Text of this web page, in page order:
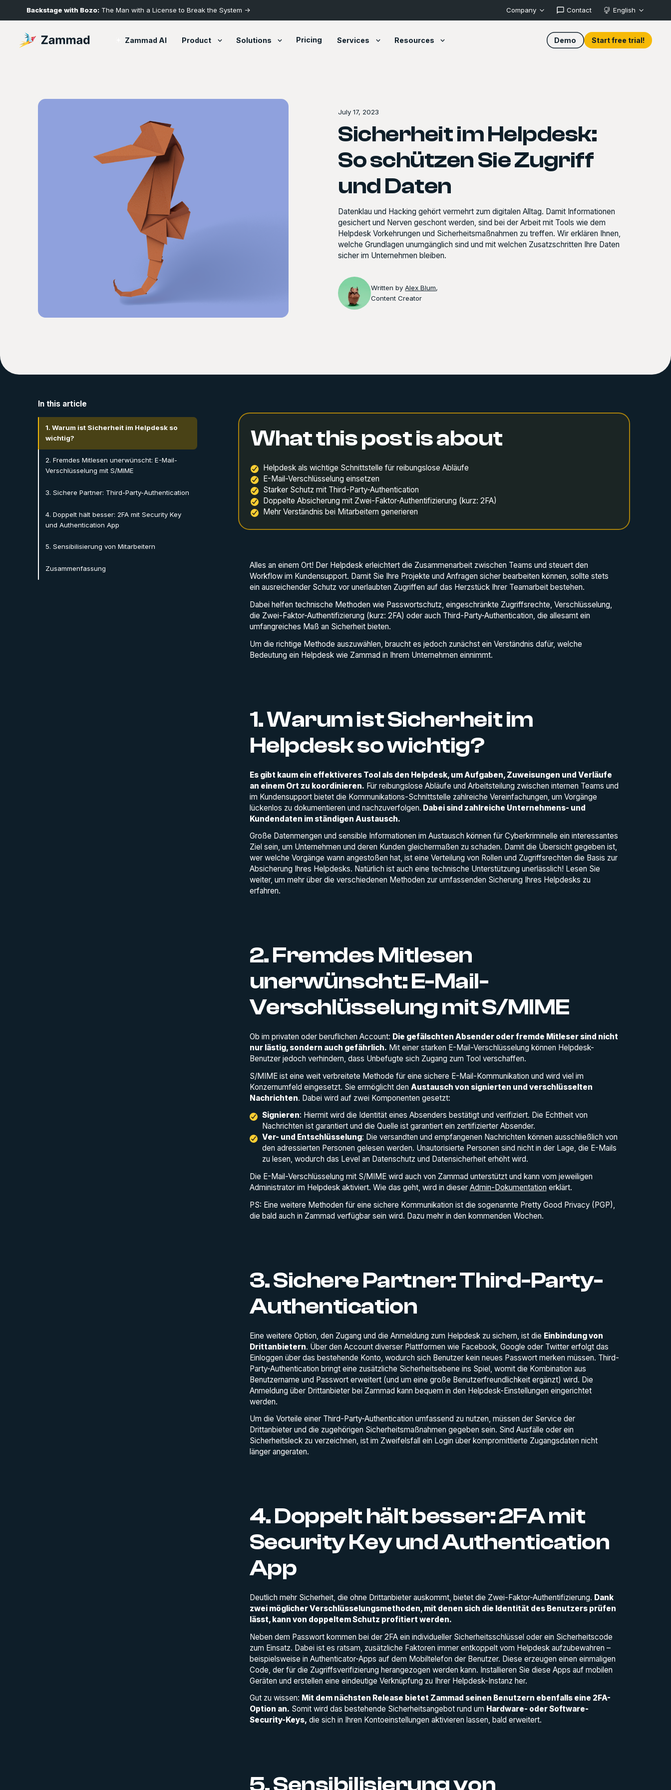
Backstage with Bozo: The Man with a License to Break the System -> Company Contact English
Zammad AI Product Solutions Pricing Services Resources Demo Start free trial!
July 17, 2023
Sicherheit im Helpdesk:
So schützen Sie Zugriff
und Daten
Datenklau und Hacking gehört vermehrt zum digitalen Alltag. Damit Informationen
gesichert und Nerven geschont werden, sind bei der Arbeit mit Tools wie dem
Helpdesk Vorkehrungen und Sicherheitsmaßnahmen zu treffen. Wir erklären Ihnen,
welche Grundlagen unumgänglich sind und mit welchen Zusatzschritten Ihre Daten
sicher im Unternehmen bleiben.
Written byAlex Blum,
Content Creator
In this article
1. Warum ist Sicherheit im Helpdesk so
wichtig?
2. Fremdes Mitlesen unerwünscht: E-Mail-
Verschlüsselung mit S/MIME
3. Sichere Partner: Third-Party-Authentication
4. Doppelt hält besser: 2FA mit Security Key
und Authentication App
5. Sensibilisierung von Mitarbeitern
Zusammenfassung
What this post is about
Helpdesk als wichtige Schnittstelle für reibungslose Abläufe
E-Mail-Verschlüsselung einsetzen
Starker Schutz mit Third-Party-Authentication
Doppelte Absicherung mit Zwei-Faktor-Authentifizierung (kurz: 2FA)
Mehr Verständnis bei Mitarbeitern generieren
Alles an einem Ort! Der Helpdesk erleichtert die Zusammenarbeit zwischen Teams und steuert den
Workflow im Kundensupport. Damit Sie Ihre Projekte und Anfragen sicher bearbeiten können, sollte stets
ein ausreichender Schutz vor unerlaubten Zugriffen auf das Herzstück Ihrer Teamarbeit bestehen.
Dabei helfen technische Methoden wie Passwortschutz, eingeschränkte Zugriffsrechte, Verschlüsselung,
die Zwei-Faktor-Authentifizierung (kurz: 2FA) oder auch Third-Party-Authentication, die allesamt ein
umfangreiches Maß an Sicherheit bieten.
Um die richtige Methode auszuwählen, braucht es jedoch zunächst ein Verständnis dafür, welche
Bedeutung ein Helpdesk wie Zammad in Ihrem Unternehmen einnimmt.
1. Warum ist Sicherheit im
Helpdesk so wichtig?
Es gibt kaum ein effektiveres Tool als den Helpdesk, um Aufgaben, Zuweisungen und Verläufe
an einem Ort zu koordinieren. Für reibungslose Abläufe und Arbeitsteilung zwischen internen Teams und
im Kundensupport bietet die Kommunikations-Schnittstelle zahlreiche Vereinfachungen, um Vorgänge
lückenlos zu dokumentieren und nachzuverfolgen. Dabei sind zahlreiche Unternehmens- und
Kundendaten im ständigen Austausch.
Große Datenmengen und sensible Informationen im Austausch können für Cyberkriminelle ein interessantes
Ziel sein, um Unternehmen und deren Kunden gleichermaßen zu schaden. Damit die Übersicht gegeben ist,
wer welche Vorgänge wann angestoßen hat, ist eine Verteilung von Rollen und Zugriffsrechten die Basis zur
Absicherung Ihres Helpdesks. Natürlich ist auch eine technische Unterstützung unerlässlich! Lesen Sie
weiter, um mehr über die verschiedenen Methoden zur umfassenden Sicherung Ihres Helpdesks zu
erfahren.
2. Fremdes Mitlesen
unerwünscht: E-Mail-
Verschlüsselung mit S/MIME
Ob im privaten oder beruflichen Account: Die gefälschten Absender oder fremde Mitleser sind nicht
nur lästig, sondern auch gefährlich. Mit einer starken E-Mail-Verschlüsselung können Helpdesk-
Benutzer jedoch verhindern, dass Unbefugte sich Zugang zum Tool verschaffen.
S/MIME ist eine weit verbreitete Methode für eine sichere E-Mail-Kommunikation und wird viel im
Konzernumfeld eingesetzt. Sie ermöglicht den Austausch von signierten und verschlüsselten
Nachrichten. Dabei wird auf zwei Komponenten gesetzt:
Signieren: Hiermit wird die Identität eines Absenders bestätigt und verifiziert. Die Echtheit von
Nachrichten ist garantiert und die Quelle ist garantiert ein zertifizierter Absender.
Ver- und Entschlüsselung: Die versandten und empfangenen Nachrichten können ausschließlich von
den adressierten Personen gelesen werden. Unautorisierte Personen sind nicht in der Lage, die E-Mails
zu lesen, wodurch das Level an Datenschutz und Datensicherheit erhöht wird.
Die E-Mail-Verschlüsselung mit S/MIME wird auch von Zammad unterstützt und kann vom jeweiligen
Administrator im Helpdesk aktiviert. Wie das geht, wird in dieser Admin-Dokumentation erklärt.
PS: Eine weitere Methoden für eine sichere Kommunikation ist die sogenannte Pretty Good Privacy (PGP),
die bald auch in Zammad verfügbar sein wird. Dazu mehr in den kommenden Wochen.
3. Sichere Partner: Third-Party-
Authentication
Eine weitere Option, den Zugang und die Anmeldung zum Helpdesk zu sichern, ist die Einbindung von
Drittanbietern. Über den Account diverser Plattformen wie Facebook, Google oder Twitter erfolgt das
Einloggen über das bestehende Konto, wodurch sich Benutzer kein neues Passwort merken müssen. Third-
Party-Authentication bringt eine zusätzliche Sicherheitsebene ins Spiel, womit die Kombination aus
Benutzername und Passwort erweitert (und um eine große Benutzerfreundlichkeit ergänzt) wird. Die
Anmeldung über Drittanbieter bei Zammad kann bequem in den Helpdesk-Einstellungen eingerichtet
werden.
Um die Vorteile einer Third-Party-Authentication umfassend zu nutzen, müssen der Service der
Drittanbieter und die zugehörigen Sicherheitsmaßnahmen gegeben sein. Sind Ausfälle oder ein
Sicherheitsleck zu verzeichnen, ist im Zweifelsfall ein Login über kompromittierte Zugangsdaten nicht
länger angeraten.
4. Doppelt hält besser: 2FA mit
Security Key und Authentication
App
Deutlich mehr Sicherheit, die ohne Drittanbieter auskommt, bietet die Zwei-Faktor-Authentifizierung. Dank
zwei möglicher Verschlüsselungsmethoden, mit denen sich die Identität des Benutzers prüfen
lässt, kann von doppeltem Schutz profitiert werden.
Neben dem Passwort kommen bei der 2FA ein individueller Sicherheitsschlüssel oder ein Sicherheitscode
zum Einsatz. Dabei ist es ratsam, zusätzliche Faktoren immer entkoppelt vom Helpdesk aufzubewahren –
beispielsweise in Authenticator-Apps auf dem Mobiltelefon der Benutzer. Diese erzeugen einen einmaligen
Code, der für die Zugriffsverifizierung herangezogen werden kann. Installieren Sie diese Apps auf mobilen
Geräten und erstellen eine eindeutige Verknüpfung zu Ihrer Helpdesk-Instanz her.
Gut zu wissen: Mit dem nächsten Release bietet Zammad seinen Benutzern ebenfalls eine 2FA-
Option an. Somit wird das bestehende Sicherheitsangebot rund um Hardware- oder Software-
Security-Keys, die sich in Ihren Kontoeinstellungen aktivieren lassen, bald erweitert.
5. Sensibilisierung von